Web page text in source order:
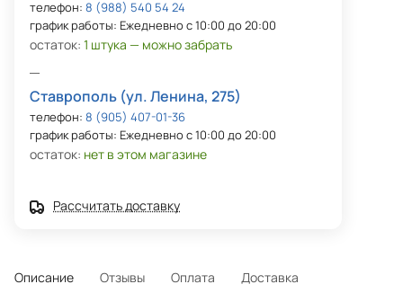
телефон: 8 (988) 540 54 24
график работы: Ежедневно с 10:00 до 20:00
остаток: 1 штука — можно забрать
Ставрополь (ул. Ленина, 275)
телефон: 8 (905) 407-01-36
график работы: Ежедневно с 10:00 до 20:00
остаток: нет в этом магазине
Рассчитать доставку
Описание Отзывы Оплата Доставка